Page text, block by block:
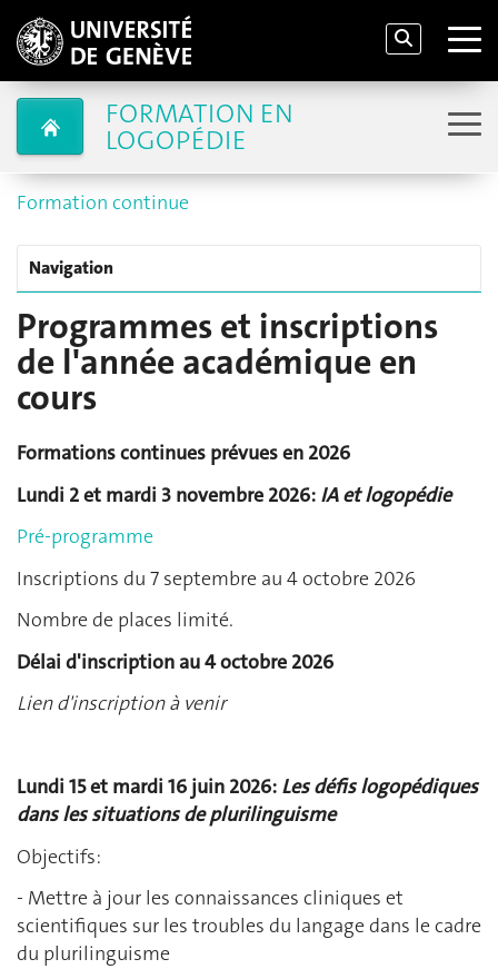
FORMATION EN
LOGOPÉDIE
Formation continue
Navigation
Programmes et inscriptions
de l'année académique en
cours
Formations continues prévues en 2026
Lundi 2 et mardi 3 novembre 2026: IA et logopédie
Pré-programme
Inscriptions du 7 septembre au 4 octobre 2026
Nombre de places limité.
Délai d'inscription au 4 octobre 2026
Lien d'inscription à venir
Lundi 15 et mardi 16 juin 2026: Les défis logopédiques
dans les situations de plurilinguisme
Objectifs:
- Mettre à jour les connaissances cliniques et
scientifiques sur les troubles du langage dans le cadre
du plurilinguisme